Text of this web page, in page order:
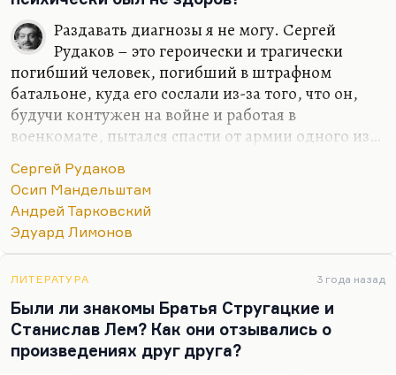
Раздавать диагнозы я не могу. Сергей
Рудаков – это героически и трагически
погибший человек, погибший в штрафном
батальоне, куда его сослали из-за того, что он,
будучи контужен на войне и работая в
военкомате, пытался спасти от армии одного из…
пытался спасти от мобилизации человека,
совершенно к войне не готового, совсем к ней не
приспособленного. Положил душу за други своя.
оценивать, потому что недостаточно знаю, да и
переписке… Ну есть же вот это определение
Ахматовой:«Он сошел с ума, вообразив, что
гениальным поэтом является он, а не Мандельштам»
Сергей Рудаков
Осип Мандельштам
Андрей Тарковский
Эдуард Лимонов
ЛИТЕРАТУРА 3 года назад
Были ли знакомы Братья Стругацкие и
Станислав Лем? Как они отзывались о
произведениях друг друга?